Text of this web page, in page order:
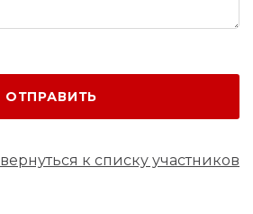
ОТПРАВИТЬ
вернуться к списку участников